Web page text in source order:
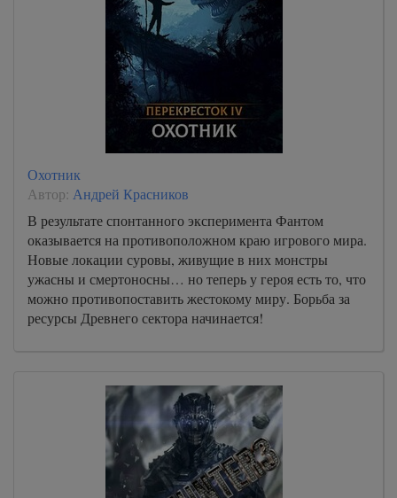
Охотник
Автор: Андрей Красников
В результате спонтанного эксперимента Фантом
оказывается на противоположном краю игрового мира.
Новые локации суровы, живущие в них монстры
ужасны и смертоносны… но теперь у героя есть то, что
можно противопоставить жестокому миру. Борьба за
ресурсы Древнего сектора начинается!